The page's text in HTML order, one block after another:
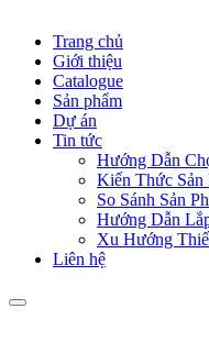
Trang chủ
Giới thiệu
Catalogue
Sản phẩm
Dự án
Tin tức
Hướng Dẫn
Kiến Thức Sản
So Sánh Sản
Hướng Dẫn
Xu Hướng
Liên hệ